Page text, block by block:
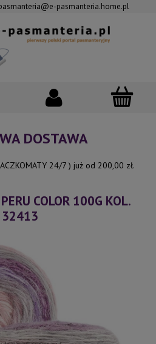
pasmanteria.home.pl
DOSTAWA
24/7 ) już od 200,00 zł.
COLOR 100G KOL.
32413